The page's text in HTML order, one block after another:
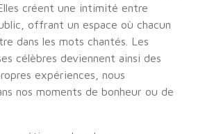
créent une intimité entre
offrant un espace où chacun
dans les mots chantés. Les
célèbres deviennent ainsi des
expériences, nous
nos moments de bonheur ou de